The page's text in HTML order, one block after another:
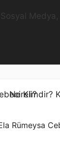
Rümeysa